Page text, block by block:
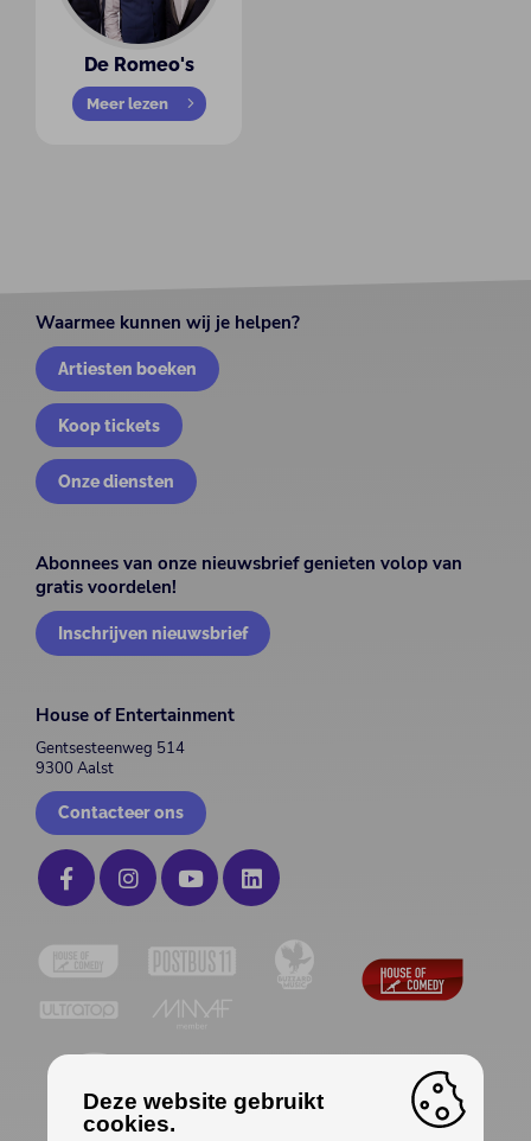
De Romeo's
Meer lezen
Waarmee kunnen wij je helpen?
Artiesten boeken
Koop tickets
Onze diensten
Abonnees van onze nieuwsbrief genieten volop van
gratis voordelen!
Inschrijven nieuwsbrief
House of Entertainment
Gentsesteenweg 514
9300 Aalst
Contacteer ons
Deze website gebruikt
cookies.